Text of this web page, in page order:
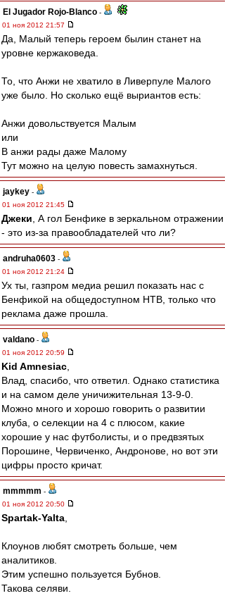
El Jugador Rojo-Blanco -
01 ноя 2012 21:57
Да, Малый теперь героем былин станет на
уровне кержаковеда.
То, что Анжи не хватило в Ливерпуле Малого
уже было. Но сколько ещё выриантов есть:
Анжи довольствуется Малым
или
В анжи рады даже Малому
Тут можно на целую повесть замахнуться.
jaykey -
01 ноя 2012 21:45
Джеки , А гол Бенфике в зеркальном отражении
- это из-за правообладателей что ли?
andruha0603 -
01 ноя 2012 21:24
Ух ты, газпром медиа решил показать нас с
Бенфикой на общедоступном НТВ, только что
реклама даже прошла.
valdano -
01 ноя 2012 20:59
Kid Amnesiac
Влад, спасибо, что ответил. Однако статистика
и на самом деле уничижительная 13-9-0.
Можно много и хорошо говорить о развитии
клуба, о селекции на 4 с плюсом, какие
хорошие у нас футболисты, и о предвзятых
Порошине, Червиченко, Андронове, но вот эти
цифры просто кричат.
mmmmm -
01 ноя 2012 20:50
Spartak-Yalta
Клоунов любят смотреть больше, чем
аналитиков.
Этим успешно пользуется Бубнов.
Такова селяви.